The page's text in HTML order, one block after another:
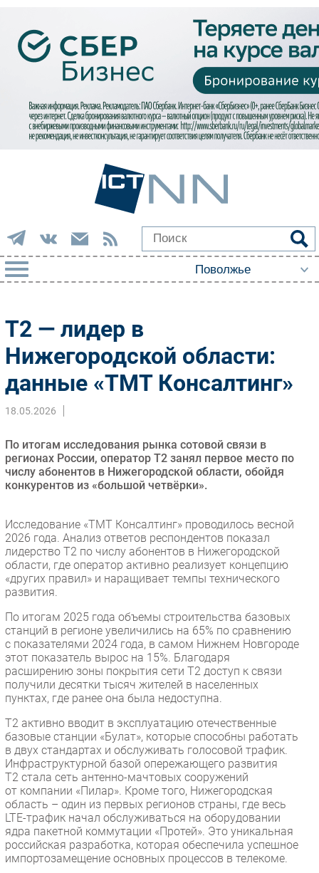
Импорто­замещение
Автоматизация Промышленности
Интернет
Фиксированная связь
Рынок ПК
Маркетинг
Оборудование
ПО
Outsourcing
Кадры
Регулирование
Финансы
Web
Безопасность
Инновации
CIO/Управление ИТ
Здоровье
РАЗДЕЛЫ
Новости
Аналитика
Интервью
Мероприятия
Т2 — лидер в
Нижегородской области:
данные «ТМТ Консалтинг»
18.05.2026
По итогам исследования рынка сотовой связи в
регионах России, оператор Т2 занял первое место по
числу абонентов в Нижегородской области, обойдя
конкурентов из «большой четвёрки».
Исследование «ТМТ Консалтинг» проводилось весной
2026 года. Анализ ответов респондентов показал
лидерство Т2 по числу абонентов в Нижегородской
области, где оператор активно реализует концепцию
«других правил» и наращивает темпы технического
развития.
По итогам 2025 года объемы строительства базовых
станций в регионе увеличились на 65% по сравнению
с показателями 2024 года, в самом Нижнем Новгороде
этот показатель вырос на 15%. Благодаря
расширению зоны покрытия сети Т2 доступ к связи
получили десятки тысяч жителей в населенных
пунктах, где ранее она была недоступна.
Т2 активно вводит в эксплуатацию отечественные
базовые станции «Булат», которые способны работать
в двух стандартах и обслуживать голосовой трафик.
Инфраструктурной базой опережающего развития
Т2 стала сеть антенно-мачтовых сооружений
от компании «Пилар». Кроме того, Нижегородская
область – один из первых регионов страны, где весь
LTE-трафик начал обслуживаться на оборудовании
ядра пакетной коммутации «Протей». Это уникальная
российская разработка, которая обеспечила успешное
импортозамещение основных процессов в телекоме.